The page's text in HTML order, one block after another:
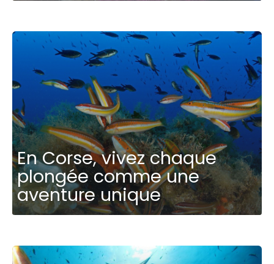
En Corse, vivez chaque
plongée comme une
aventure unique